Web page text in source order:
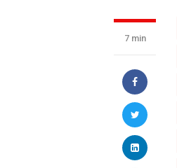
7 min